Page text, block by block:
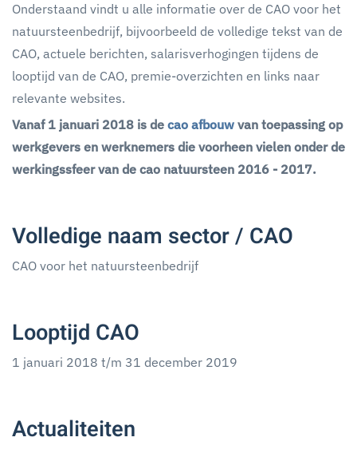
Onderstaand vindt u alle informatie over de CAO voor het
natuursteenbedrijf, bijvoorbeeld de volledige tekst van de
CAO, actuele berichten, salarisverhogingen tijdens de
looptijd van de CAO, premie-overzichten en links naar
relevante websites.
Vanaf 1 januari 2018 is de cao afbouw van toepassing op
werkgevers en werknemers die voorheen vielen onder de
werkingssfeer van de cao natuursteen 2016 - 2017.
Volledige naam sector / CAO
CAO voor het natuursteenbedrijf
Looptijd CAO
1 januari 2018 t/m 31 december 2019
Actualiteiten